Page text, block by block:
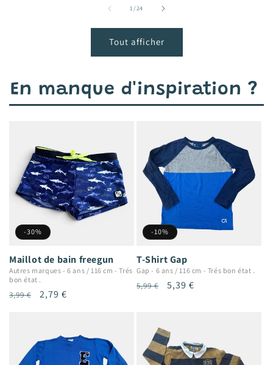
1/de
24
Tout afficher
En manque d'inspiration ?
-30%
Maillot de bain freegun
Autres marques -6 ans / 116 cm -Trés
bon état .
Prix
3,99 €
Prix
2,79 €
-10%
T-Shirt Gap
Gap - 6 ans / 116 cm - Trés bon état .
Prix
5,99 €
Prix
5,39 €